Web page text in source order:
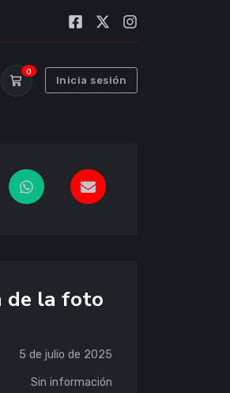
0
Inicia sesión
de la foto
5 de julio de 2025
Sin información